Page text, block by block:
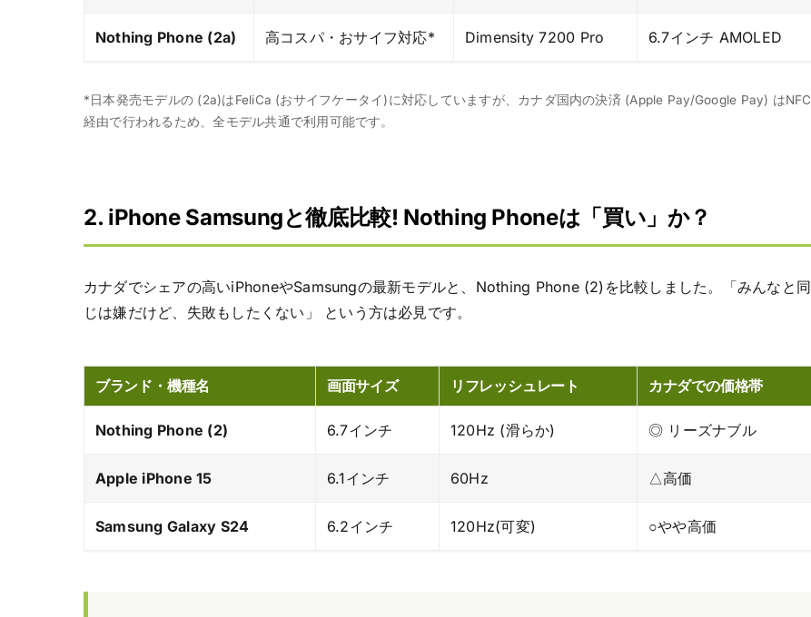
Nothing Phone (2a) 高コスパ・おサイフ対応* Dimensity 7200 Pro 6.7インチ AMOLED
*日本発売モデルの (2a)はFeliCa (おサイフケータイ)に対応していますが、カナダ国内の決済 (Apple Pay/Google Pay) はNFC
経由で行われるため、全モデル共通で利用可能です。
2. iPhone Samsungと徹底比較! Nothing Phoneは「買い」か？
カナダでシェアの高いiPhoneやSamsungの最新モデルと、Nothing Phone (2)を比較しました。「みんなと同
じは嫌だけど、失敗もしたくない」 という方は必見です。
ブランド・機種名 画面サイズ リフレッシュレート カナダでの価格帯
Nothing Phone (2) 6.7インチ 120Hz (滑らか) ◎ リーズナブル
Apple iPhone 15 6.1インチ 60Hz △高価
Samsung Galaxy S24 6.2インチ 120Hz(可変) ○やや高価